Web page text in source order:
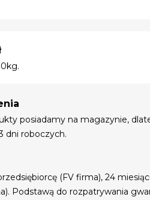
posiadamy na magazynie,
dni roboczych.
(FV firma), 24
Podstawą do rozpatrywania